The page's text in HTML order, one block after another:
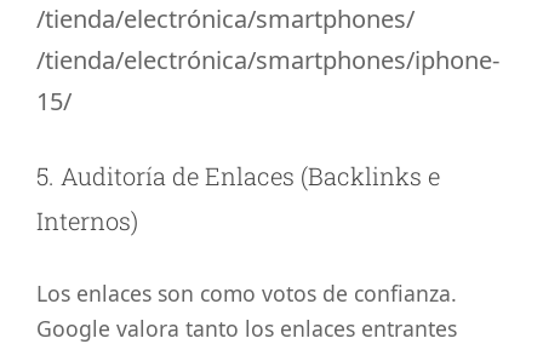
/tienda/electrónica/smartphones/
/tienda/electrónica/smartphones/iphone-
15/
5. Auditoría de Enlaces (Backlinks e
Internos)
Los enlaces son como votos de confianza.
Google valora tanto los enlaces entrantes